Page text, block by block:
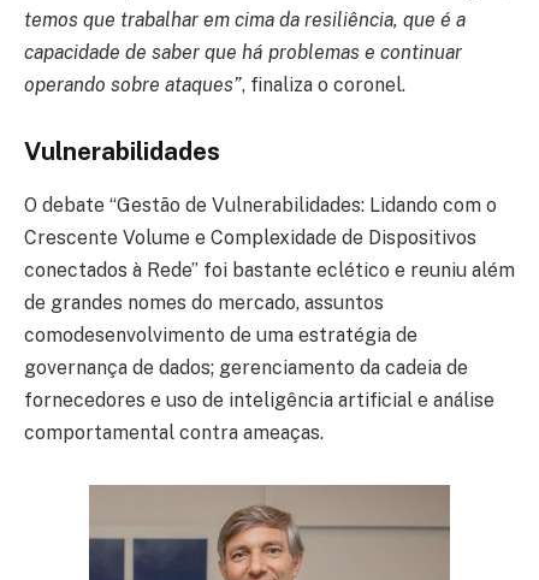
temos que trabalhar em cima da resiliência, que é a
capacidade de saber que há problemas e continuar
operando sobre ataques”, finaliza o coronel.
Vulnerabilidades
O debate “Gestão de Vulnerabilidades: Lidando com o
Crescente Volume e Complexidade de Dispositivos
conectados à Rede” foi bastante eclético e reuniu além
de grandes nomes do mercado, assuntos
comodesenvolvimento de uma estratégia de
governança de dados; gerenciamento da cadeia de
fornecedores e uso de inteligência artificial e análise
comportamental contra ameaças.